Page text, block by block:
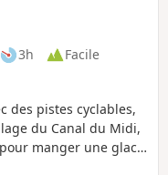
3h
Facile
des pistes cyclables,
du Canal du Midi,
manger une glace